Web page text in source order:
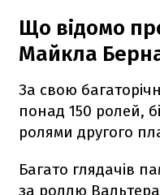
Що відомо
Майкла
За свою
понад 150 ролей,
ролями другого
Багато глядачів
за роллю